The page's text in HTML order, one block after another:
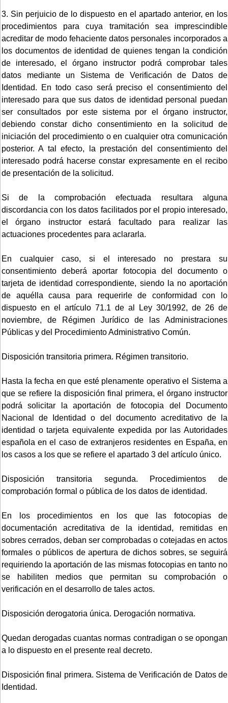
3. Sin perjuicio de lo dispuesto en el apartado anterior, en los
procedimientos para cuya tramitación sea imprescindible
acreditar de modo fehaciente datos personales incorporados a
los documentos de identidad de quienes tengan la condición
de interesado, el órgano instructor podrá comprobar tales
datos mediante un Sistema de Verificación de Datos de
Identidad. En todo caso será preciso el consentimiento del
interesado para que sus datos de identidad personal puedan
ser consultados por este sistema por el órgano instructor,
debiendo constar dicho consentimiento en la solicitud de
iniciación del procedimiento o en cualquier otra comunicación
posterior. A tal efecto, la prestación del consentimiento del
interesado podrá hacerse constar expresamente en el recibo
de presentación de la solicitud.
Si de la comprobación efectuada resultara alguna
discordancia con los datos facilitados por el propio interesado,
el órgano instructor estará facultado para realizar las
actuaciones procedentes para aclararla.
En cualquier caso, si el interesado no prestara su
consentimiento deberá aportar fotocopia del documento o
tarjeta de identidad correspondiente, siendo la no aportación
de aquélla causa para requerirle de conformidad con lo
dispuesto en el artículo 71.1 de al Ley 30/1992, de 26 de
noviembre, de Régimen Jurídico de las Administraciones
Públicas y del Procedimiento Administrativo Común.
Disposición transitoria primera. Régimen transitorio.
Hasta la fecha en que esté plenamente operativo el Sistema a
que se refiere la disposición final primera, el órgano instructor
podrá solicitar la aportación de fotocopia del Documento
Nacional de Identidad o del documento acreditativo de la
identidad o tarjeta equivalente expedida por las Autoridades
española en el caso de extranjeros residentes en España, en
los casos a los que se refiere el apartado 3 del artículo único.
Disposición transitoria segunda. Procedimientos de
comprobación formal o pública de los datos de identidad.
En los procedimientos en los que las fotocopias de
documentación acreditativa de la identidad, remitidas en
sobres cerrados, deban ser comprobadas o cotejadas en actos
formales o públicos de apertura de dichos sobres, se seguirá
requiriendo la aportación de las mismas fotocopias en tanto no
se habiliten medios que permitan su comprobación o
verificación en el desarrollo de tales actos.
Disposición derogatoria única. Derogación normativa.
Quedan derogadas cuantas normas contradigan o se opongan
a lo dispuesto en el presente real decreto.
Disposición final primera. Sistema de Verificación de Datos de
Identidad.